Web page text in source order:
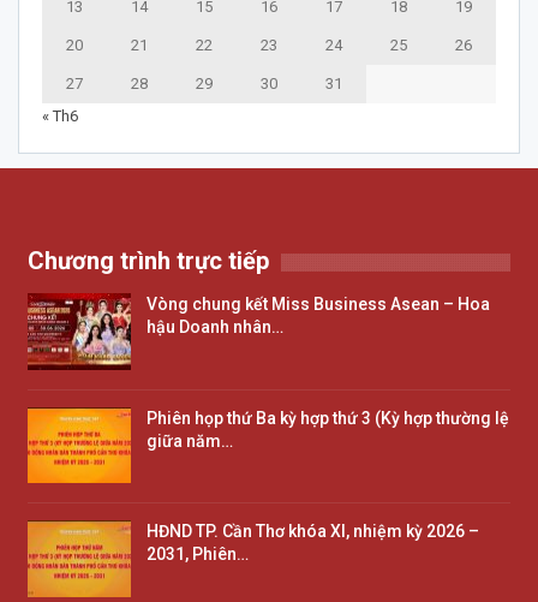
13 14 15 16 17 18 19
20 21 22 23 24 25 26
27 28 29 30
31
« Th6
Chương trình trực tiếp
Vòng chung kết Miss Business Asean – Hoa
hậu Doanh nhân…
Phiên họp thứ Ba kỳ hợp thứ 3 (Kỳ hợp thường lệ
giữa năm…
HĐND TP. Cần Thơ khóa XI, nhiệm kỳ 2026 –
2031, Phiên…